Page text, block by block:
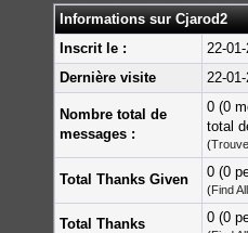
Informations sur Cjarod2
Inscrit le :
22-
Dernière visite
22-
Nombre total de
messages :
0 (0
total
(
Total Thanks Given 0 (0
(Find
Total Thanks
0 (0